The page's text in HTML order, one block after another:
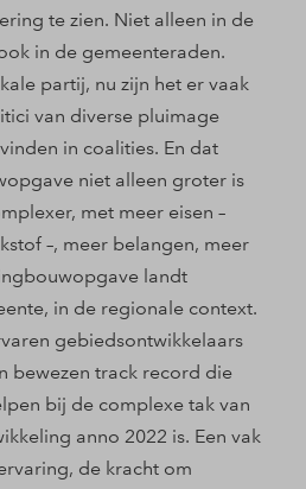
te zien. Niet alleen in de
in de gemeenteraden.
partij, nu zijn het er vaak
van diverse pluimage
in coalities. En dat
niet alleen groter is
met meer eisen –
–, meer belangen, meer
landt
in de regionale context.
gebiedsontwikkelaars
bewezen track record die
bij de complexe tak van
anno 2022 is. Een vak
de kracht om